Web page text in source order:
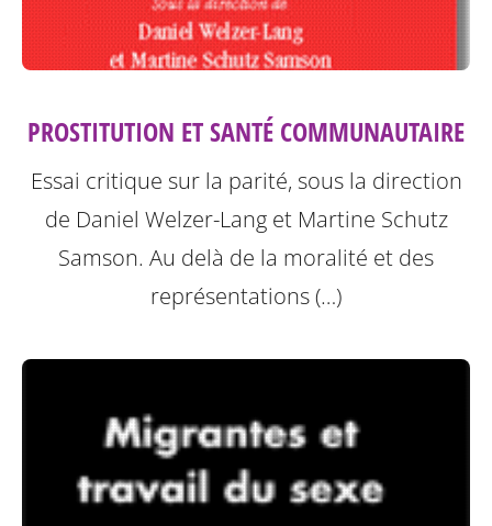
PROSTITUTION ET SANTÉ COMMUNAUTAIRE
Essai critique sur la parité, sous la direction
de Daniel Welzer-Lang et Martine Schutz
Samson. Au delà de la moralité et des
représentations (…)